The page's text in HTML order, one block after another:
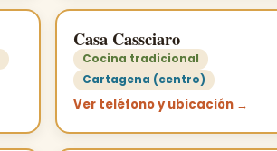
Casa Cassciaro
Cocina tradicional
Cartagena (centro)
Ver teléfono y ubicación →